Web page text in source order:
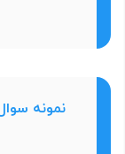
نمونه